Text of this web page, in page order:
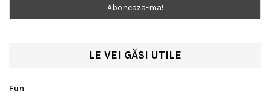
LE VEI GĂSI UTILE
Fun